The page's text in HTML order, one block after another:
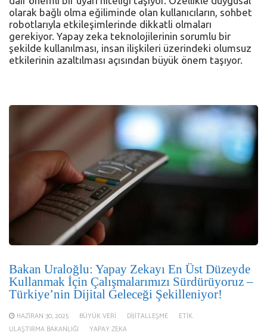
olarak bağlı olma eğiliminde olan kullanıcıların, sohbet
robotlarıyla etkileşimlerinde dikkatli olmaları
gerekiyor. Yapay zeka teknolojilerinin sorumlu bir
şekilde kullanılması, insan ilişkileri üzerindeki olumsuz
etkilerinin azaltılması açısından büyük önem taşıyor.
Bakan Uraloğlu: Yapay Zekayı En Üst Düzeyde
Kullanmak İçin Çalışmalarımızı Sürdürüyoruz –
Türkiye’nin Dijital Geleceği Şekilleniyor!
HAZIRAN 30, 2025 BÜYÜK VERI DIJITALLEŞME
ETIK.
ULAŞTIRMA BAKANLIĞI
YAPAY ZEKA